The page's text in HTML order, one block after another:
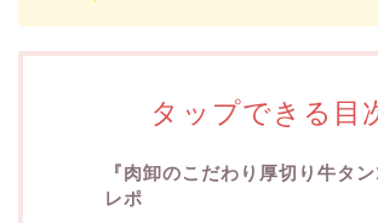
タップできる目
『肉卸のこだわり厚切り牛タ
レポ